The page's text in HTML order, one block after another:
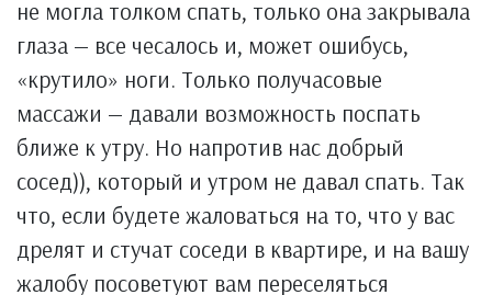
не могла толком спать, только она закрывала
глаза — все чесалось и, может ошибусь,
«крутило» ноги. Только получасовые
массажи — давали возможность поспать
ближе к утру. Но напротив нас добрый
сосед)), который и утром не давал спать. Так
что, если будете жаловаться на то, что у вас
дрелят и стучат соседи в квартире, и на вашу
жалобу посоветуют вам переселяться